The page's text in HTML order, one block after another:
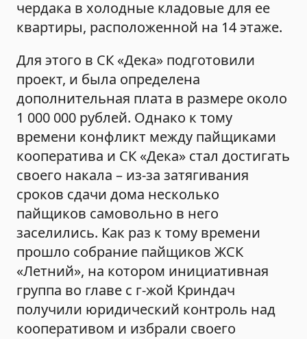
чердака в холодные кладовые для ее
квартиры, расположенной на 14 этаже.
Для этого в СК «Дека» подготовили
проект, и была определена
дополнительная плата в размере около
1 000 000 рублей. Однако к тому
времени конфликт между пайщиками
кооператива и СК «Дека» стал достигать
своего накала – из-за затягивания
сроков сдачи дома несколько
пайщиков самовольно в него
заселились. Как раз к тому времени
прошло собрание пайщиков ЖСК
«Летний», на котором инициативная
группа во главе с г-жой Криндач
получили юридический контроль над
кооперативом и избрали своего